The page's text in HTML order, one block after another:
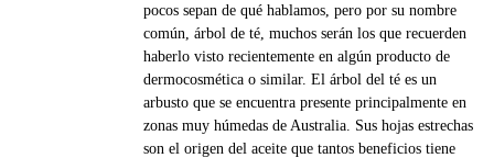
pocos sepan de qué hablamos, pero por su nombre
común, árbol de té, muchos serán los que recuerden
haberlo visto recientemente en algún producto de
dermocosmética o similar. El árbol del té es un
arbusto que se encuentra presente principalmente en
zonas muy húmedas de Australia. Sus hojas estrechas
son el origen del aceite que tantos beneficios tiene